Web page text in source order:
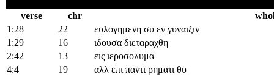
verse chr
1:28
22
ευλογημενη συ εν γυναιξιν
1:29
16
ιδουσα διεταραχθη
2:42
13
εις ιεροσολυμα
4:4
19 αλλ επι παντι ρηματι θυ